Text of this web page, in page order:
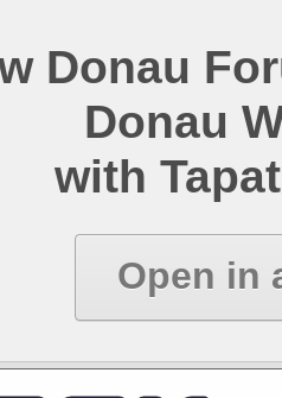
Donau
Donau
with
Open in